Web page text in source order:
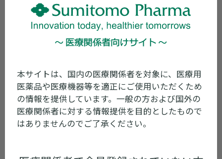
本サイトは、国内の医療関係者を対象に、医療用
医薬品や医療機器等を適正にご使用いただくため
の情報を提供しています。一般の方および国外の
医療関係者に対する情報提供を目的としたもので
はありませんのでご了承ください。
包装変更
定時期等一覧（2024年5月7日）
2022年04月05日 包装変更
商号変更ならびに添付文書電子化に伴う